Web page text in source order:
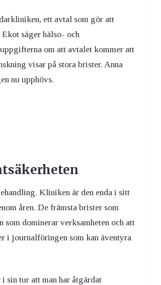
ett avtal som gör att
säger hälso- och
om att avtalet kommer att
visar på stora brister. Anna
nu upphövs.
Kliniken är den enda i sitt
åren. De främsta brister som
dominerar verksamheten och att
i journalföringen som kan äventyra
sin tur att man har åtgärdat